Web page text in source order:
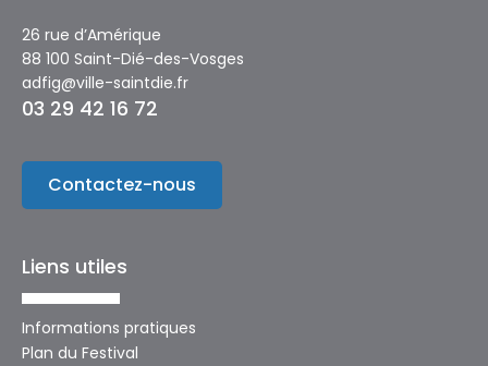
26 rue d’Amérique
88 100 Saint-Dié-des-Vosges
adfig@ville-saintdie.fr
03 29 42 16 72
Contactez-nous
Liens utiles
Informations pratiques
Plan du Festival